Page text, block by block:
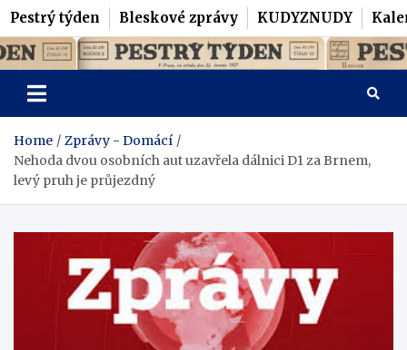
Pestrý týden Bleskové zprávy KUDYZNUDY
Skip
to
content
Pestrý Týden
Home
Zprávy - Domácí
Nehoda dvou osobních aut uzavřela dálnici D1 za Brnem,
levý pruh je průjezdný